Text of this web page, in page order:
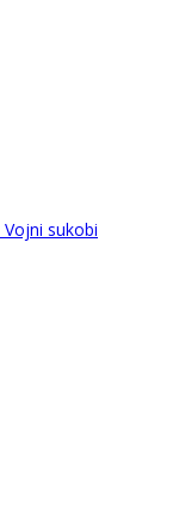
Vojni sukobi